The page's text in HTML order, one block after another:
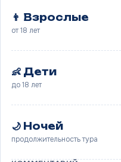
👨 Взрослые
от 18 лет
👶 Дети
до 18 лет
🌙 Ночей
продолжительность тура